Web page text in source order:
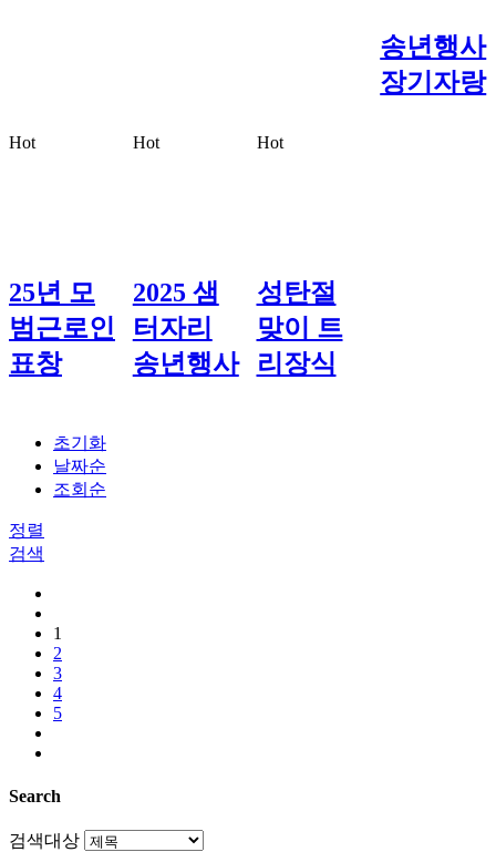
송년행사
장기자랑
Hot
25년 모
범근로인
표창
Hot
2025 샘
터자리
송년행사
Hot
성탄절
맞이 트
리장식
초기화
날짜순
조회순
정렬
검색
1
2
3
4
5
Search
검색대상